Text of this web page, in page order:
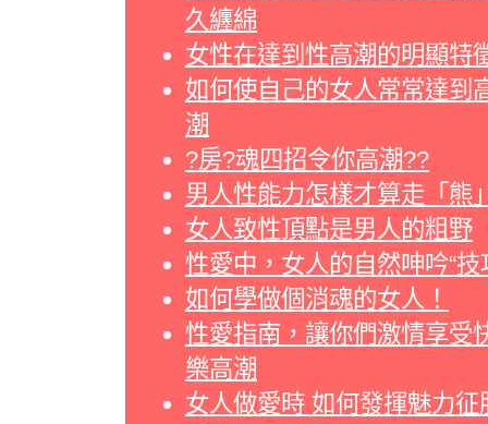
久纏綿
女性在達到性高潮的明顯特
如何使自己的女人常常達到
潮
?房?魂四招令你高潮??
男人性能力怎樣才算走「熊
女人致性頂點是男人的粗野
性愛中，女人的自然呻吟“技
如何學做個消魂的女人！
性愛指南，讓你們激情享受
樂高潮
女人做愛時 如何發揮魅力征